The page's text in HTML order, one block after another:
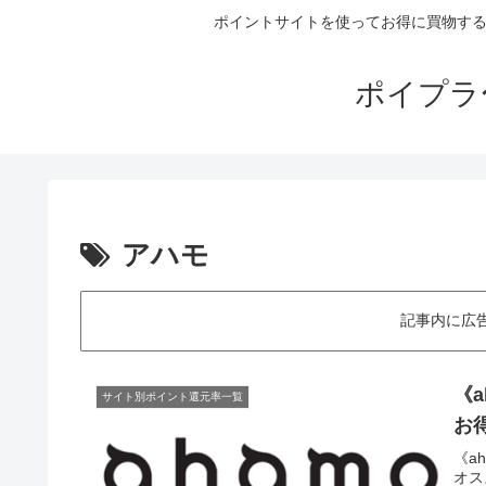
ポイントサイトを使ってお得に買物す
ポイプ
アハモ
記事内に広
サイト別ポイント還元率一覧
お
《
オ